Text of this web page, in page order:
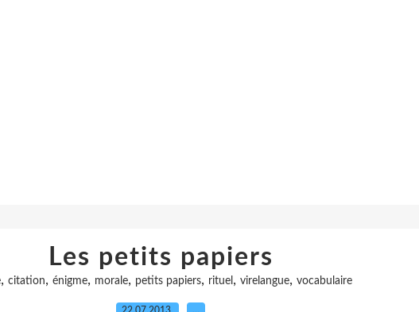
Les petits papiers
, citation, énigme, morale, petits papiers, rituel , virelangue, vocabulaire